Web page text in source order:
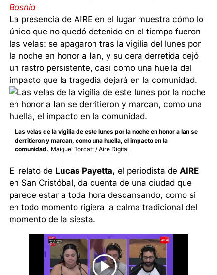
Bosnia
La presencia de AIRE en el lugar muestra cómo lo
único que no quedó detenido en el tiempo fueron
las velas: se apagaron tras la vigilia del lunes por
la noche en honor a Ian, y su cera derretida dejó
un rastro persistente, casi como una huella del
impacto que la tragedia dejará en la comunidad.
Las velas de la vigilia de este lunes por la noche en honor a Ian se
derritieron y marcan, como una huella, el impacto en la
comunidad. Maiquel Torcatt / Aire Digital
El relato de Lucas Payetta, el periodista deAIRE
en San Cristóbal, da cuenta de una ciudad que
parece estar a toda hora descansando, como si
en todo momento rigiera la calma tradicional del
momento de la siesta.